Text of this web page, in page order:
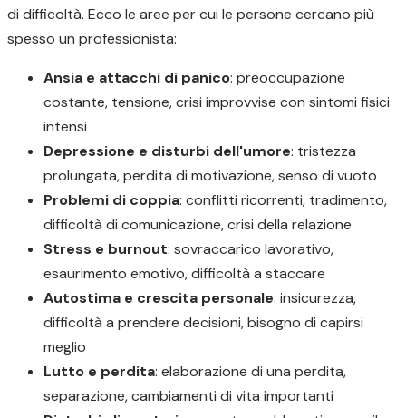
di difficoltà. Ecco le aree per cui le persone cercano più
spesso un professionista:
Ansia e attacchi di panico: preoccupazione
costante, tensione, crisi improvvise con sintomi fisici
intensi
Depressione e disturbi dell'umore: tristezza
prolungata, perdita di motivazione, senso di vuoto
Problemi di coppia: conflitti ricorrenti, tradimento,
difficoltà di comunicazione, crisi della relazione
Stress e burnout: sovraccarico lavorativo,
esaurimento emotivo, difficoltà a staccare
Autostima e crescita personale: insicurezza,
difficoltà a prendere decisioni, bisogno di capirsi
meglio
Lutto e perdita: elaborazione di una perdita,
separazione, cambiamenti di vita importanti